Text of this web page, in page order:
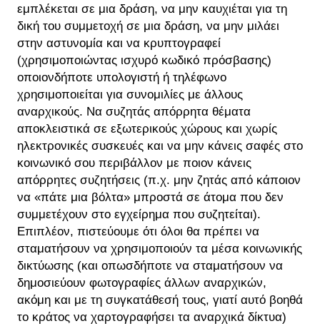
εμπλέκεται σε μια δράση, να μην καυχιέται για τη
δική του συμμετοχή σε μια δράση, να μην μιλάει
στην αστυνομία και να κρυπτογραφεί
(χρησιμοποιώντας ισχυρό κωδικό πρόσβασης)
οποιονδήποτε υπολογιστή ή τηλέφωνο
χρησιμοποιείται για συνομιλίες με άλλους
αναρχικούς. Να συζητάς απόρρητα θέματα
αποκλειστικά σε εξωτερικούς χώρους και χωρίς
ηλεκτρονικές συσκευές και να μην κάνεις σαφές στο
κοινωνικό σου περιβάλλον με ποιον κάνεις
απόρρητες συζητήσεις (π.χ. μην ζητάς από κάποιον
να «πάτε μια βόλτα» μπροστά σε άτομα που δεν
συμμετέχουν στο εγχείρημα που συζητείται).
Επιπλέον, πιστεύουμε ότι όλοι θα πρέπει να
σταματήσουν να χρησιμοποιούν τα μέσα κοινωνικής
δικτύωσης (και οπωσδήποτε να σταματήσουν να
δημοσιεύουν φωτογραφίες άλλων αναρχικών,
ακόμη και με τη συγκατάθεσή τους, γιατί αυτό βοηθά
το κράτος να χαρτογραφήσει τα αναρχικά δίκτυα)